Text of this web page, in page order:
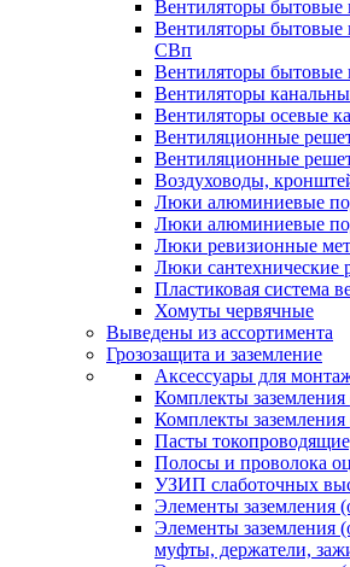
Вентиляторы бытовые
Вентиляторы бытовые
СВп
Вентиляторы бытовые
Вентиляторы
Вентиляторы осевые
Вентиляционные
Вентиляционные
Воздуховоды,
Люки алюминиевые
Люки алюминиевые
Люки ревизионные
Люки сантехнические
Пластиковая система
Хомуты червячные
Выведены из ассортимента
Грозозащита и заземление
Аксессуары для
Комплекты
Комплекты
Пасты
Полосы и проволока
УЗИП слаботочных
Элементы заземления
Элементы заземления
муфты, держатели,